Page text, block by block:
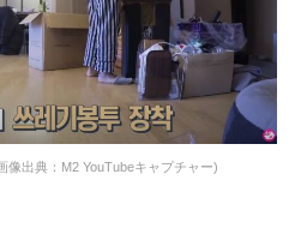
像出典：M2 YouTubeキャプチャー)